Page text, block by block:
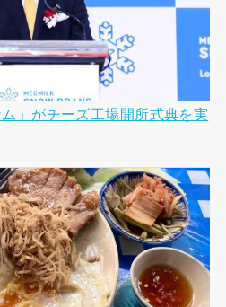
」がチーズ工場開所式典を実